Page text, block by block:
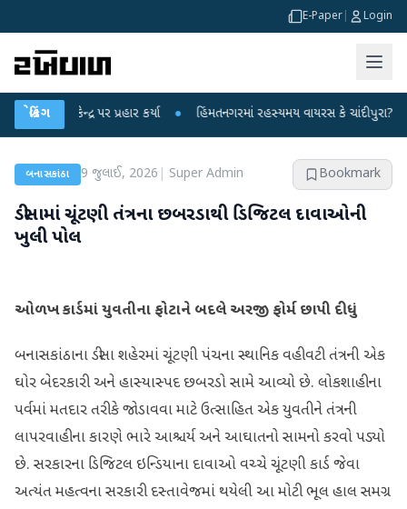
E-Paper Login
બ્રેકિંગ
કેન્દ્ર પર પ્રહાર કર્યા ● હિંમતનગરમાં રહસ્યમય વાયરસ કે ચાંદીપુરા? 6 બાળકોના
બનાસકાંઠા 9 જુલાઈ, 2026 Super Admin Bookmark
ડીસામાં ચૂંટણી તંત્રના છબરડાથી ડિજિટલ દાવાઓની
ખુલી પોલ
ઓળખ કાર્ડમાં યુવતીના ફોટાને બદલે અરજી ફોર્મ છાપી દીધું
બનાસકાંઠાના ડીસા શહેરમાં ચૂંટણી પંચના સ્થાનિક વહીવટી તંત્રની એક
ઘોર બેદરકારી અને હાસ્યાસ્પદ છબરડો સામે આવ્યો છે. લોકશાહીના
પર્વમાં મતદાર તરીકે જોડાવવા માટે ઉત્સાહિત એક યુવતીને તંત્રની
લાપરવાહીના કારણે ભારે આશ્ચર્ય અને આઘાતનો સામનો કરવો પડ્યો
છે. સરકારના ડિજિટલ ઇન્ડિયાના દાવાઓ વચ્ચે ચૂંટણી કાર્ડ જેવા
અત્યંત મહત્વના સરકારી દસ્તાવેજમાં થયેલી આ મોટી ભૂલ હાલ સમગ્ર